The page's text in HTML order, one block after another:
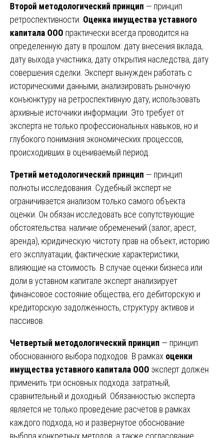
Второй методологический принцип — принцип
ретроспективности. Оценка имущества уставного
капитала ООО практически всегда проводится на
определенную дату в прошлом: дату внесения вклада,
дату выхода участника, дату открытия наследства, дату
совершения сделки. Эксперт вынужден работать с
историческими данными, анализировать рыночную
конъюнктуру на ретроспективную дату, использовать
архивные источники информации. Это требует от
эксперта не только профессиональных навыков, но и
глубокого понимания экономических процессов,
происходивших в оцениваемый период.
Третий методологический принцип — принцип
полноты исследования. Судебный эксперт не
ограничивается анализом только самого объекта
оценки. Он обязан исследовать все сопутствующие
обстоятельства: наличие обременений (залог, арест,
аренда), юридическую чистоту прав на объект, историю
его эксплуатации, фактические характеристики,
влияющие на стоимость. В случае оценки бизнеса или
доли в уставном капитале эксперт анализирует
финансовое состояние общества, его дебиторскую и
кредиторскую задолженность, структуру активов и
пассивов.
Четвертый методологический принцип — принцип
обоснованного выбора подходов. В рамках оценки
имущества уставного капитала ООО эксперт должен
применить три основных подхода: затратный,
сравнительный и доходный. Обязанностью эксперта
является не только проведение расчетов в рамках
каждого подхода, но и развернутое обоснование
выбора конкретных методов, а также согласование